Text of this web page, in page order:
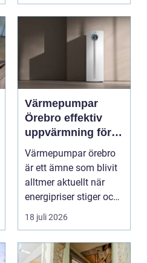
Värmepumpar
Örebro effektiv
uppvärmning för
hus och
fastigheter
Värmepumpar örebro
är ett ämne som blivit
alltmer aktuellt när
energipriser stiger och
fler vill sän...
18 juli 2026